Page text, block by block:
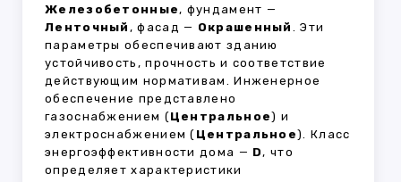
Железобетонные, фундамент —
Ленточный , фасад — Окрашенный . Эти
параметры обеспечивают зданию
устойчивость, прочность и соответствие
действующим нормативам. Инженерное
обеспечение представлено
газоснабжением (Центральное) и
электроснабжением ( Центральное). Класс
энергоэффективности дома — D, что
определяет характеристики